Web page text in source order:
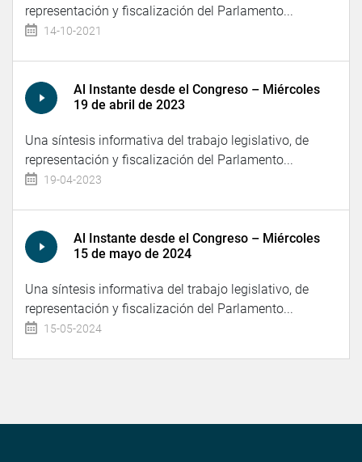
representación y fiscalización del Parlamento...
14-10-2021
Al Instante desde el Congreso – Miércoles
19 de abril de 2023
Una síntesis informativa del trabajo legislativo, de
representación y fiscalización del Parlamento...
19-04-2023
Al Instante desde el Congreso – Miércoles
15 de mayo de 2024
Una síntesis informativa del trabajo legislativo, de
representación y fiscalización del Parlamento...
15-05-2024